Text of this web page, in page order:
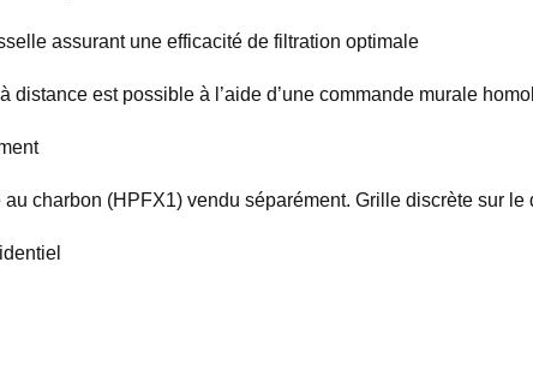
assurant une efficacité de filtration optimale
distance est possible à l’aide d’une commande murale
charbon (HPFX1) vendu séparément. Grille discrète sur le